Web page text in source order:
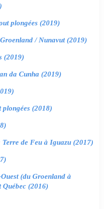
plongées (2019)
/ Nunavut (2019)
(2019)
da Cunha (2019)
plongées (2018)
de Feu à Iguazu (2017)
(du Groenland à
(2016)